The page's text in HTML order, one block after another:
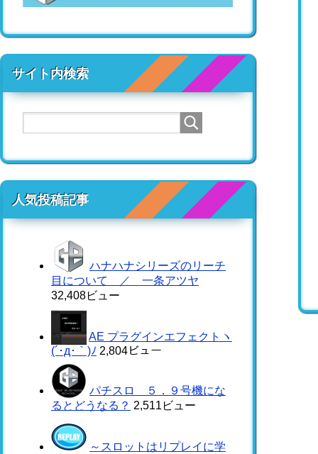
サイト内検索
人気投稿記事
ハナハナシリーズのリーチ
目について ／ 一条アツヤ
32,408ビュー
AE プラグインエフェクトヽ
(´･д･｀)ﾉ 2,804ビュー
パチスロ ５．９号機にな
るとどうなる？ 2,511ビュー
～スロットはリプレイに学